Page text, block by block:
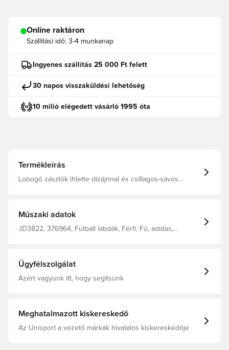
Online raktáron
Szállítási idő: 3-4 munkanap
Ingyenes szállítás 25 000 Ft felett
30 napos visszaküldési lehetőség
10 milió elégedett vásárló 1995 óta
Termékleírás
Lobogó zászlók ihlette dizájnnal és csillagos-sávos
Butil belső 100% újrahasznosított hőre lágyuló poliuretán
Műszaki adatok
JD3822, 376964, Futball labdák, Férfi, Fű, adidas,
Ügyfélszolgálat
Azért vagyunk itt, hogy segítsünk
Meghatalmazott kiskereskedő
Az Unisport a vezető márkák hivatalos kiskereskedője